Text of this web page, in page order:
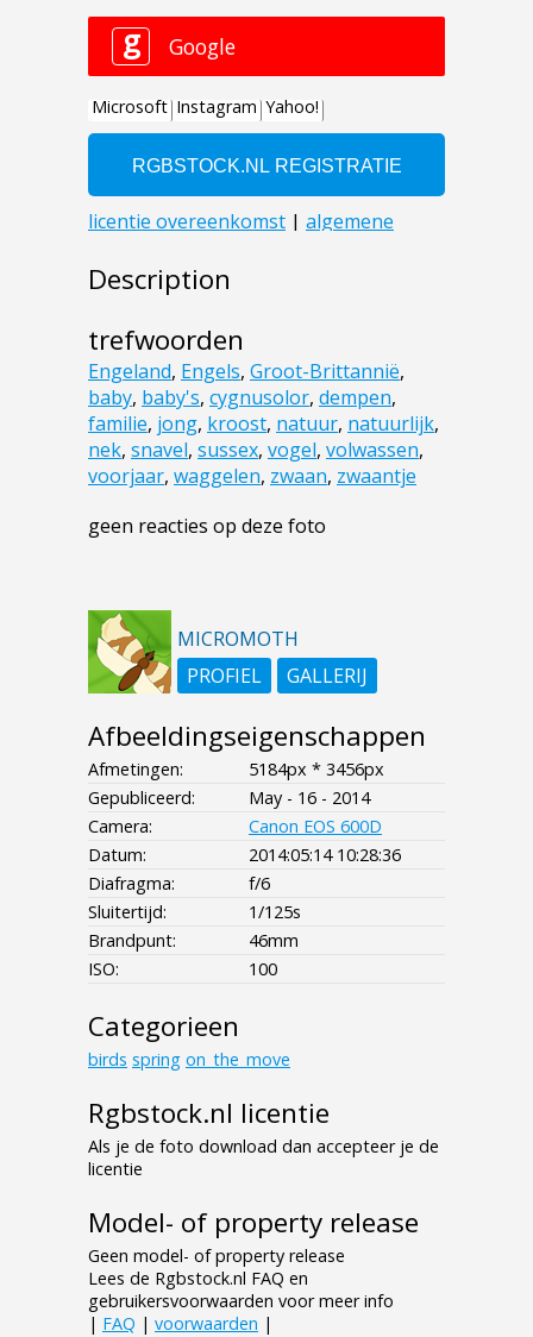
Description
trefwoorden
Engeland, Engels, Groot-Brittannië,
baby, baby's, cygnusolor, dempen,
familie, jong, kroost, natuur, natuurlijk,
nek, snavel, sussex, vogel, volwassen,
voorjaar, waggelen, zwaan, zwaantje
geen reacties op deze foto
MICROMOTH
PROFIEL
GALLERIJ
Afbeeldingseigenschappen
Afmetingen:
5184px * 3456px
Gepubliceerd:
May - 16 - 2014
Camera:
Canon EOS 600D
Datum:
2014:05:14 10:28:36
Diafragma:
f/6
Sluitertijd:
1/125s
Brandpunt:
46mm
ISO:
100
Categorieen
birds spring on_the_move
Rgbstock.nl licentie
Als je de foto download dan accepteer je de
licentie
Model- of property release
Geen model- of property release
Lees de Rgbstock.nl FAQ en
gebruikersvoorwaarden voor meer info
| FAQ | voorwaarden |